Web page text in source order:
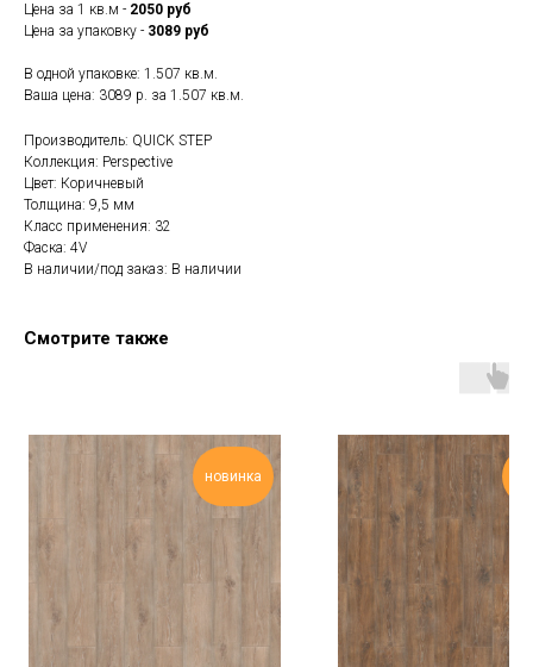
Цена за 1 кв.м - 2050 руб
Цена за упаковку - 3089 руб
В одной упаковке: 1.507 кв.м.
Ваша цена: 3089 р. за 1.507 кв.м.
Производитель: QUICK STEP
Коллекция: Perspective
Цвет: Коричневый
Толщина: 9,5 мм
Класс применения: 32
Фаска: 4V
В наличии/под заказ: В наличии
Смотрите также
новинка